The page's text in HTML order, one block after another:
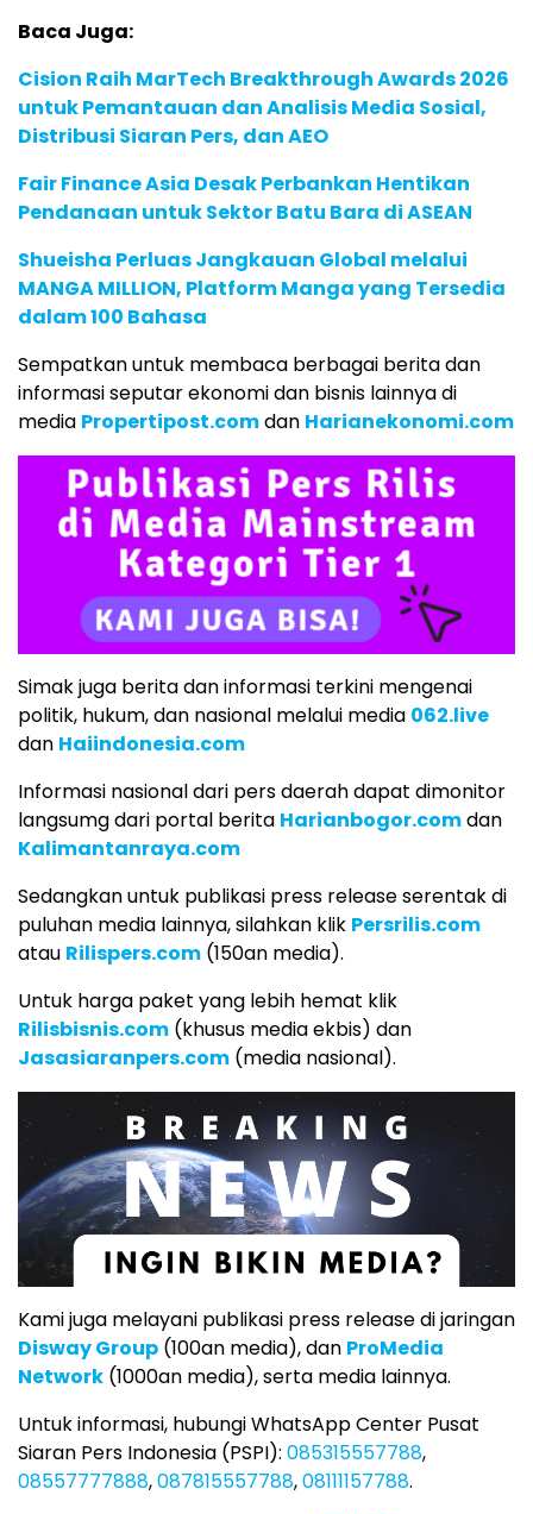
Baca Juga:
Cision Raih MarTech Breakthrough Awards 2026
untuk Pemantauan dan Analisis Media Sosial,
Distribusi Siaran Pers, dan AEO
Fair Finance Asia Desak Perbankan Hentikan
Pendanaan untuk Sektor Batu Bara di ASEAN
Shueisha Perluas Jangkauan Global melalui
MANGA MILLION, Platform Manga yang Tersedia
dalam 100 Bahasa
Sempatkan untuk membaca berbagai berita dan
informasi seputar ekonomi dan bisnis lainnya di
media Propertipost.comdan Harianekonomi.com
Simak juga berita dan informasi terkini mengenai
politik, hukum, dan nasional melalui media 062.live
dan Haiindonesia.com
Informasi nasional dari pers daerah dapat dimonitor
langsumg dari portal berita Harianbogor.comdan
Kalimantanraya.com
Sedangkan untuk publikasi press release serentak di
puluhan media lainnya, silahkan klik Persrilis.com
atau Rilispers.com (150an media).
Untuk harga paket yang lebih hemat klik
Rilisbisnis.com (khusus media ekbis) dan
Jasasiaranpers.com (media nasional).
Kami juga melayani publikasi press release di jaringan
Disway Group (100an media), dan ProMedia
Network (1000an media), serta media lainnya.
Untuk informasi, hubungi WhatsApp Center Pusat
Siaran Pers Indonesia (PSPI): 085315557788,
08557777888,087815557788,08111157788.